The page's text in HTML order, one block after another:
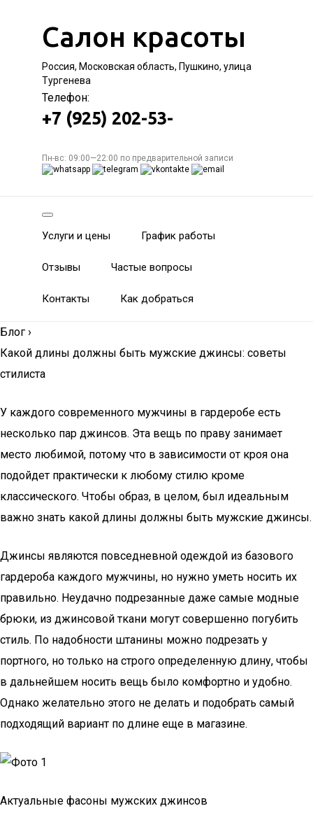
Салон красоты
Россия, Московская область, Пушкино, улица
Тургенева
Телефон:
+7 (925) 202-53-
Пн-вс: 09:00—22:00 по предварительной записи
Услуги и цены График работы
Отзывы Частые вопросы
Контакты Как добраться
Блог ›
Какой длины должны быть мужские джинсы: советы
стилиста
У каждого современного мужчины в гардеробе есть
несколько пар джинсов. Эта вещь по праву занимает
место любимой, потому что в зависимости от кроя она
подойдет практически к любому стилю кроме
классического. Чтобы образ, в целом, был идеальным
важно знать какой длины должны быть мужские джинсы.
Джинсы являются повседневной одеждой из базового
гардероба каждого мужчины, но нужно уметь носить их
правильно. Неудачно подрезанные даже самые модные
брюки, из джинсовой ткани могут совершенно погубить
стиль. По надобности штанины можно подрезать у
портного, но только на строго определенную длину, чтобы
в дальнейшем носить вещь было комфортно и удобно.
Однако желательно этого не делать и подобрать самый
подходящий вариант по длине еще в магазине.
Актуальные фасоны мужских джинсов